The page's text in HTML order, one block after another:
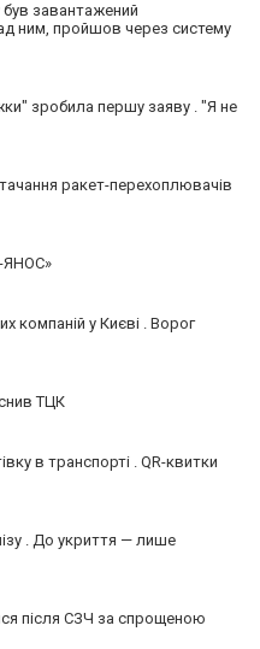
був завантажений
ним, пройшов через систему
зробила першу заяву . "Я не
ракет-перехоплювачів
ЯНОС»
компаній у Києві . Ворог
ТЦК
в транспорті . QR-квитки
. До укриття — лише
після СЗЧ за спрощеною